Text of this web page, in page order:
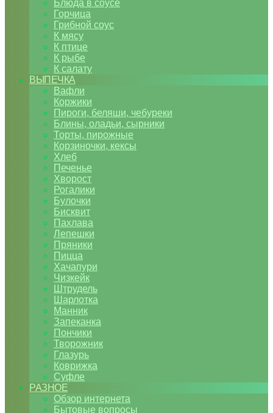
Блюда в соусе
Горчица
Грибной соус
К мясу
К птице
К рыбе
К салату
ВЫПЕЧКА
Вафли
Коржики
Пироги, беляши, чебуреки
Блины, оладьи, сырники
Торты, пирожные
Корзиночки, кексы
Хлеб
Печенье
Хворост
Рогалики
Булочки
Бисквит
Пахлава
Лепешки
Пряники
Пицца
Хачапури
Чизкейк
Штрудель
Шарлотка
Манник
Запеканка
Пончики
Творожник
Глазурь
Коврижка
Суфле
РАЗНОЕ
Обзор интернета
Бытовые вопросы